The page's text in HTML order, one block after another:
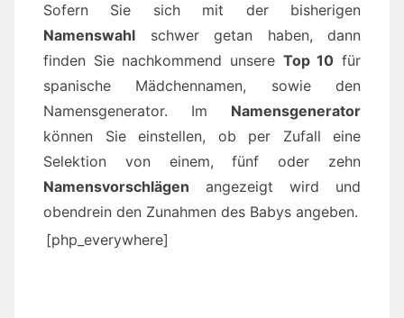
Sofern Sie sich mit der bisherigen
Namenswahl schwer getan haben, dann
finden Sie nachkommend unsere Top 10 für
spanische Mädchennamen, sowie den
Namensgenerator. Im Namensgenerator
können Sie einstellen, ob per Zufall eine
Selektion von einem, fünf oder zehn
Namensvorschlägen angezeigt wird und
obendrein den Zunahmen des Babys angeben.
[php_everywhere]